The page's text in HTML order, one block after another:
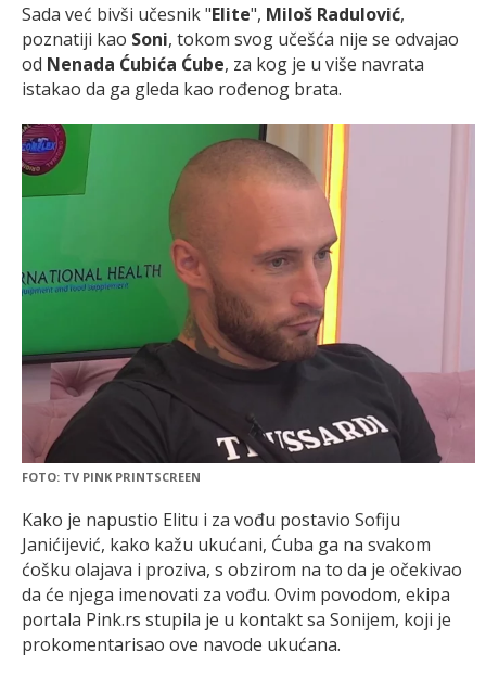
Sada već bivši učesnik "Elite", Miloš Radulović,
poznatiji kao Soni, tokom svog učešća nije se odvajao
od Nenada Ćubića Ćube, za kog je u više navrata
istakao da ga gleda kao rođenog brata.
FOTO: TV PINK PRINTSCREEN
Kako je napustio Elitu i za vođu postavio Sofiju
Janićijević, kako kažu ukućani, Ćuba ga na svakom
ćošku olajava i proziva, s obzirom na to da je očekivao
da će njega imenovati za vođu. Ovim povodom, ekipa
portala Pink.rs stupila je u kontakt sa Sonijem, koji je
prokomentarisao ove navode ukućana.